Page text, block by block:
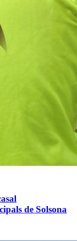
de Solsona